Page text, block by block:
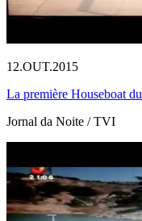
12.OUT.2015
La première Houseboat
Jornal da Noite / TVI